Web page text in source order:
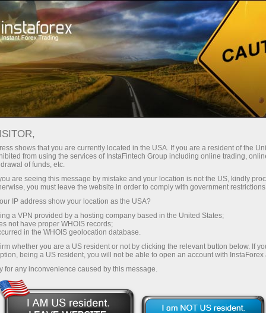
Berita Pasar Forex
SAHAM AUSTRALIA LESU
MENJELANG RILIS DATA PMI
shows that you are currently located in the USA. If you are a resident of the
from using the services of InstaFintech Group including online trading,
of funds, etc.
are seeing this message by mistake and your location is not the US, kindly
you must leave the website in order to comply with government
IP address show your location as the USA?
a VPN provided by a hosting company based in the United States;
not have proper WHOIS records;
in the WHOIS geolocation database.
whether you are a US resident or not by clicking the relevant button below. If
being a US resident, you will not be able to open an account with InstaForex
for any inconvenience caused by this message.